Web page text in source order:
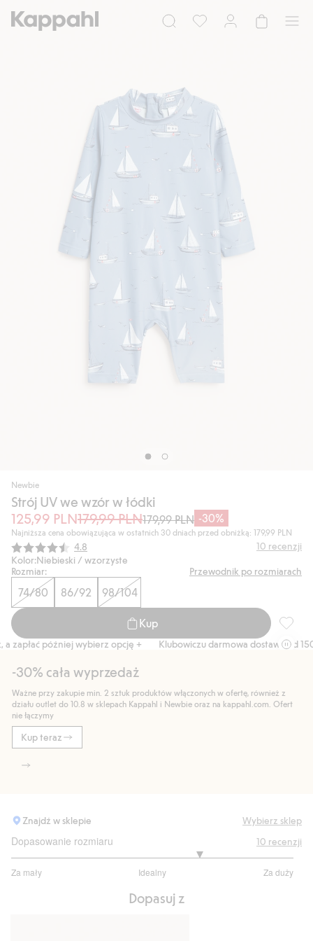
Newbie
Strój UV we wzór w łódki
125,99 PLN179,99 PLN179,99 PLN -30%
Najniższa cena obowiązująca w ostatnich 30 dniach przed obniżką: 179,99 PLN
Średnia ocena:
4.8 10 recenzji
Kolor:Niebieski / wzorzyste
Rozmiar:
Przewodnik po rozmiarach
74/80 86/92 98/104
Kup
Strój
później wybierz opcję + Klubowiczu darmowa dostawa od 150 zł
-30% cała wyprzedaż
Ważne przy zakupie min. 2 sztuk produktów włączonych w ofertę, również z
działu outlet do 10.8 w sklepach Kappahl i Newbie oraz na kappahl.com. Ofert
nie łączymy
Kup teraz
Znajdź w sklepie Wybierz sklep
Dopasowanie rozmiaru
Za mały Idealny Za duży
na
10 recenzji
Dopasuj z